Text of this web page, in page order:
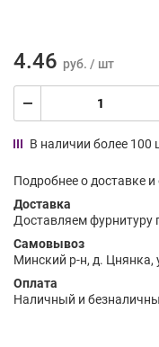
4.46 руб. / шт
В наличии более 100
Подробнее о доставке и
Доставка
Доставляем фурнитуру
Самовывоз
Минский р-н, д. Цнянка,
Оплата
Наличный и